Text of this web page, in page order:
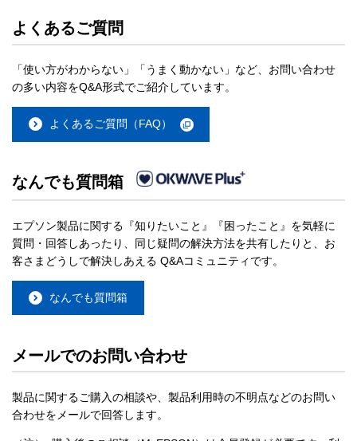
よくあるご質問
「使い方がわからない」「うまく動かない」など、お問い合わせ
の多い内容をQ&A形式でご紹介しています。
よくあるご質問（FAQ）
なんでも質問箱
エプソン製品に関する『知りたいこと』『困ったこと』を気軽に
質問・回答しあったり、同じ疑問の解決方法を共有したりと、お
客さまどうしで解決しあえる Q&Aコミュニティです。
なんでも質問箱
メールでのお問い合わせ
製品に関するご購入の相談や、製品利用時の不明点などのお問い
合わせをメールで回答します。